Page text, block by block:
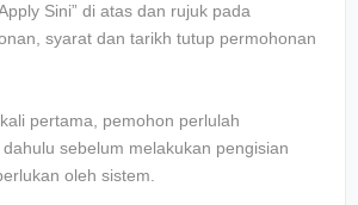
Sini” di atas dan rujuk pada
syarat dan tarikh tutup permohonan
pertama, pemohon perlulah
sebelum melakukan pengisian
oleh sistem.